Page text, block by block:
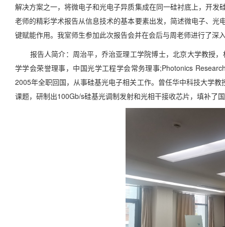
解决方案之一，将微电子和光电子异质集成在同一硅衬底上，开
老师的精彩学术报告从信息技术的基本要素出发，简述微电子、
键赋能作用。我室师生参加此次报告会并在会后与周老师进行了深
报告人简介：周治平，乔治亚理工学院博士，北京大学教授，
学学会荣誉理事，中国光学工程学会常务理事;Photonics
2005年全职回国，从事硅基光电子相关工作。曾任华中科技大学
课题，研制出100Gb/s硅基光调制发射和光相干接收芯片，填补了